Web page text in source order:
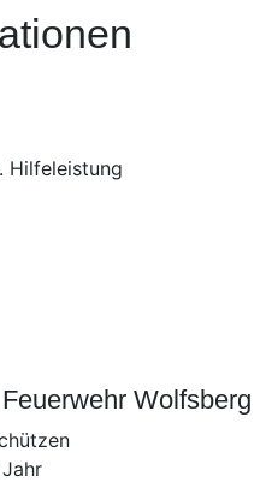
Hilfeleistung
Wolfsberg